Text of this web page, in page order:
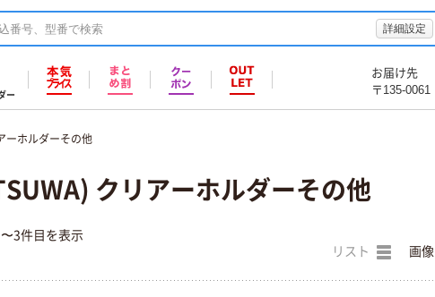
詳細設定
ー
お届け先
〒135-0061
ーホルダーその他
クリアーホルダーその他
3件目を表示
リスト 画像